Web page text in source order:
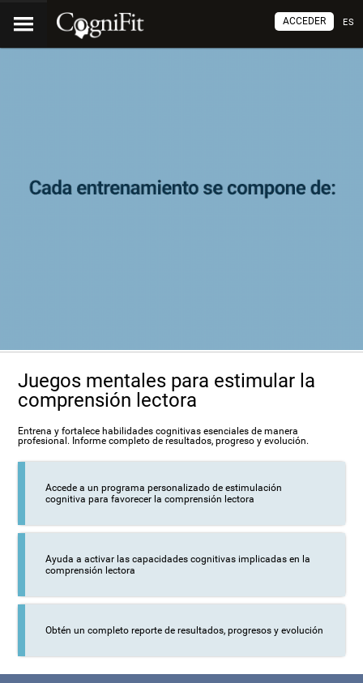
ES
ACCEDER
Juegos mentales para estimular la
comprensión lectora
Entrena y fortalece habilidades cognitivas esenciales de manera
profesional. Informe completo de resultados, progreso y evolución.
Accede a un programa personalizado de estimulación
cognitiva para favorecer la comprensión lectora
Ayuda a activar las capacidades cognitivas implicadas en la
comprensión lectora
Obtén un completo reporte de resultados, progresos y evolución